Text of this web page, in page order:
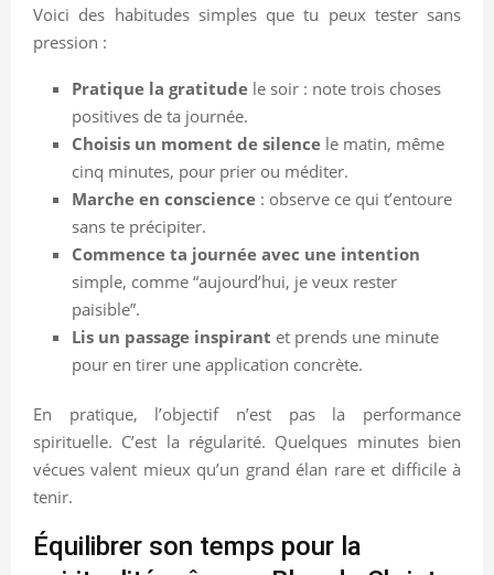
Voici des habitudes simples que tu peux tester sans
pression :
Pratique la gratitude le soir : note trois choses
positives de ta journée.
Choisis un moment de silence le matin, même
cinq minutes, pour prier ou méditer.
Marche en conscience : observe ce qui t’entoure
sans te précipiter.
Commence ta journée avec une intention
simple, comme “aujourd’hui, je veux rester
paisible”.
Lis un passage inspirant et prends une minute
pour en tirer une application concrète.
En pratique, l’objectif n’est pas la performance
spirituelle. C’est la régularité. Quelques minutes bien
vécues valent mieux qu’un grand élan rare et difficile à
tenir.
Équilibrer son temps pour la